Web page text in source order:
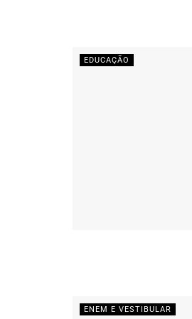
EDUCAÇÃO
ENEM E VESTIBULAR